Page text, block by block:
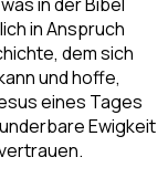
in Anspruch
dem sich
und hoffe,
eines Tages
Ewigkeit